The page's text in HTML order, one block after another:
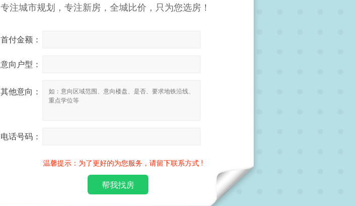
专注城市规划，专注新房，全城比价，只为您选房！
首付金额：
意向户型：
其他意向：
电话号码：
温馨提示：为了更好的为您服务，请留下联系方式 !
帮我找房